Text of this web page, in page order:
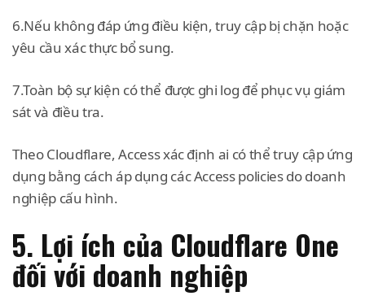
6.Nếu không đáp ứng điều kiện, truy cập bị chặn hoặc
yêu cầu xác thực bổ sung.
7.Toàn bộ sự kiện có thể được ghi log để phục vụ giám
sát và điều tra.
Theo Cloudflare, Access xác định ai có thể truy cập ứng
dụng bằng cách áp dụng các Access policies do doanh
nghiệp cấu hình.
5. Lợi ích của Cloudflare One
đối với doanh nghiệp